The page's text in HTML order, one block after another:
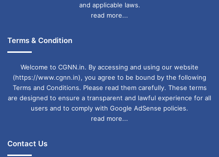
and applicable laws.
read more...
Terms & Condition
Welcome to CGNN.in. By accessing and using our website
(https://www.cgnn.in), you agree to be bound by the following
Terms and Conditions. Please read them carefully. These terms
are designed to ensure a transparent and lawful experience for all
users and to comply with Google AdSense policies.
read more...
Contact Us